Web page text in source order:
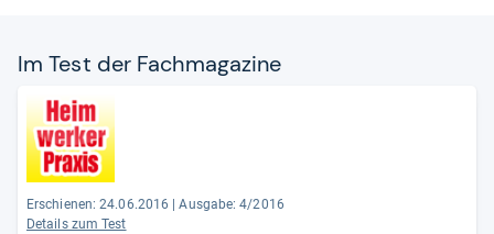
Im Test der Fach­ma­ga­zine
Erschienen: 24.06.2016
Ausgabe: 4/2016
Details zum Test